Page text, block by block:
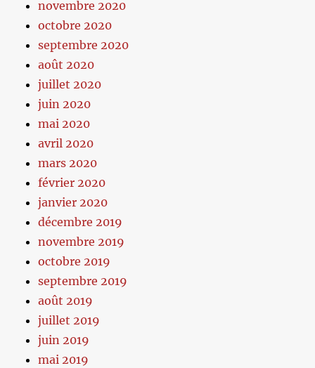
novembre 2020
octobre 2020
septembre 2020
août 2020
juillet 2020
juin 2020
mai 2020
avril 2020
mars 2020
février 2020
janvier 2020
décembre 2019
novembre 2019
octobre 2019
septembre 2019
août 2019
juillet 2019
juin 2019
mai 2019